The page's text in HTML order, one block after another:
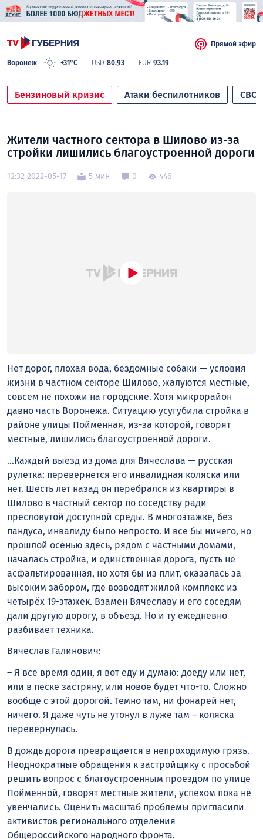
Воронеж +31°C USD 80.93 EUR 93.19
Прямой эфир
Бензиновый кризис Атаки беспилотников СВО
Жители частного сектора в Шилово из-за
стройки лишились благоустроенной дороги
12:32 2022-05-17 5 мин 0 446
Нет дорог, плохая вода, бездомные собаки — условия
жизни в частном секторе Шилово, жалуются местные,
совсем не похожи на городские. Хотя микрорайон
давно часть Воронежа. Ситуацию усугубила стройка в
районе улицы Пойменная, из-за которой, говорят
местные, лишились благоустроенной дороги.
…Каждый выезд из дома для Вячеслава — русская
рулетка: перевернется его инвалидная коляска или
нет. Шесть лет назад он перебрался из квартиры в
Шилово в частный сектор по соседству ради
пресловутой доступной среды. В многоэтажке, без
пандуса, инвалиду было непросто. И все бы ничего, но
прошлой осенью здесь, рядом с частными домами,
началась стройка, и единственная дорога, пусть не
асфальтированная, но хотя бы из плит, оказалась за
высоким забором, где возводят жилой комплекс из
четырёх 19-этажек. Взамен Вячеславу и его соседям
дали другую дорогу, в объезд. Но и ту ежедневно
разбивает техника.
Вячеслав Галинович:
– Я все время один, я вот еду и думаю: доеду или нет,
или в песке застряну, или новое будет что-то. Сложно
вообще с этой дорогой. Темно там, ни фонарей нет,
ничего. Я даже чуть не утонул в луже там – коляска
перевернулась.
В дождь дорога превращается в непроходимую грязь.
Неоднократные обращения к застройщику с просьбой
решить вопрос с благоустроенным проездом по улице
Пойменной, говорят местные жители, успехом пока не
увенчались. Оценить масштаб проблемы пригласили
активистов регионального отделения
Общероссийского народного фронта.